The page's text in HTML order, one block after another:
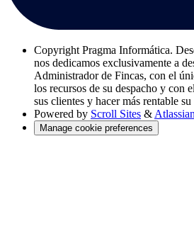
Copyright Pragma Informática.
nos dedicamos exclusivamente a
Administrador de Fincas, con el
los recursos de su despacho y con
sus clientes y hacer más rentable
Powered by Scroll Sites &
Manage cookie preferences